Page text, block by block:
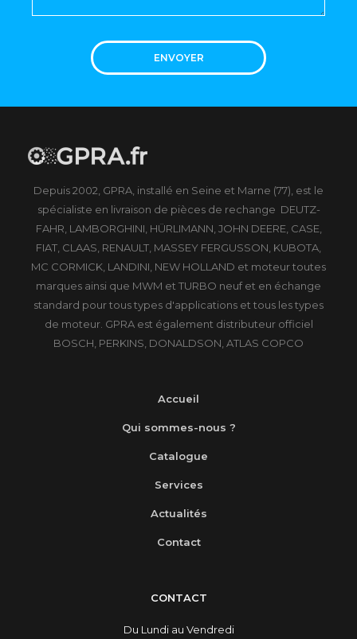
ENVOYER
Depuis 2002, GPRA, installé en Seine et Marne (77), est le
spécialiste en livraison de pièces de rechange DEUTZ-
FAHR, LAMBORGHINI, HÜRLIMANN, JOHN DEERE, CASE,
FIAT, CLAAS, RENAULT, MASSEY FERGUSSON, KUBOTA,
MC CORMICK, LANDINI, NEW HOLLAND et moteur toutes
marques ainsi que MWM et TURBO neuf et en échange
standard pour tous types d'applications et tous les types
de moteur. GPRA est également distributeur officiel
BOSCH, PERKINS, DONALDSON, ATLAS COPCO
Accueil
Qui sommes-nous ?
Catalogue
Services
Actualités
Contact
CONTACT
Du Lundi au Vendredi